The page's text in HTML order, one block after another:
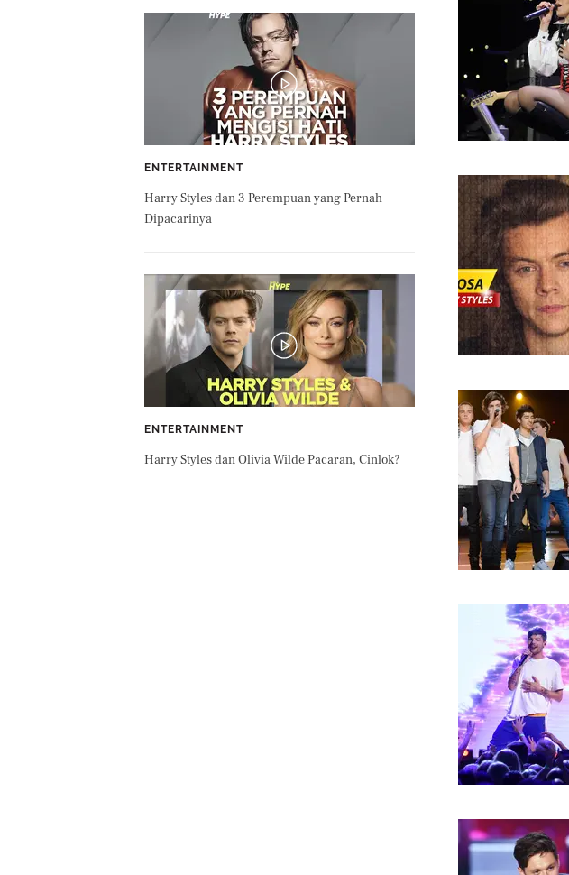
ENTERTAINMENT
Harry Styles dan 3 Perempuan yang Pernah
Dipacarinya
ENTERTAINMENT
Harry Styles dan Olivia Wilde Pacaran, Cinlok?